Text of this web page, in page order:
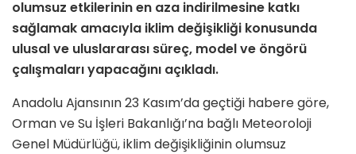
olumsuz etkilerinin en aza indirilmesine katkı
sağlamak amacıyla iklim değişikliği konusunda
ulusal ve uluslararası süreç, model ve öngörü
çalışmaları yapacağını açıkladı.
Anadolu Ajansının 23 Kasım’da geçtiği habere göre,
Orman ve Su İşleri Bakanlığı’na bağlı Meteoroloji
Genel Müdürlüğü, iklim değişikliğinin olumsuz